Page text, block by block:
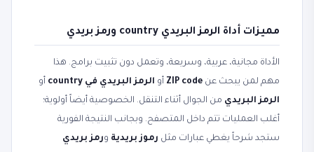
مميزات أداة الرمز البريدي country ورمز بريدي
الأداة مجانية، عربية، وسريعة، وتعمل دون تثبيت برامج. هذا
مهم لمن يبحث عن ZIP code أو الرمز البريدي في country
أو
الرمز البريدي من الجوال أثناء التنقل. الخصوصية أيضاً أولوية؛
أغلب العمليات تتم داخل المتصفح. وبجانب النتيجة الفورية
ستجد شرحاً يغطي عبارات مثل رموز بريدية ورمز بريدي